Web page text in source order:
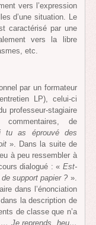
vers l’expression
d’une situation. Le
caractérisé par une
vers la libre
etc.
par un formateur
LP), celui-ci
professeur-stagiaire
de
tu as éprouvé des
». Dans la suite de
à peu ressembler à
dialogué : « Est-
support papier ? ».
dans l’énonciation
la description de
de classe que n’a
… Je reprends, heu…